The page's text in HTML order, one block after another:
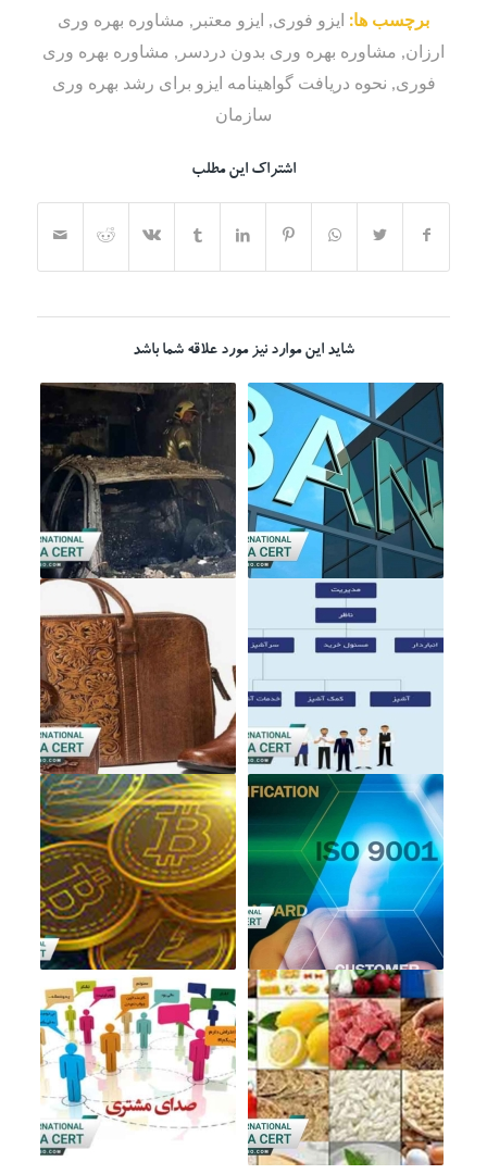
برچسب ها: ایزو فوری, ایزو معتبر , مشاوره بهره وری
ارزان, مشاوره بهره وری بدون دردسر , مشاوره بهره وری
فوری, نحوه دریافت گواهینامه ایزو برای رشد بهره وری
سازمان
اشتراک این مطلب
شاید این موارد نیز مورد علاقه شما باشد